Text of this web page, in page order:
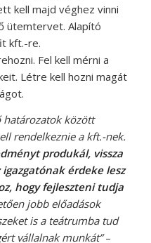
kell majd véghez vinni
ütemtervet. Alapító
kft.-re.
Fel kell mérni a
Létre kell hozni magát
határozatok között
rendelkeznie a kft.-nek.
produkál, vissza
érdeke lesz
hogy fejleszteni tudja
jobb előadások
is a teátrumba tud
vállalnak munkát”–